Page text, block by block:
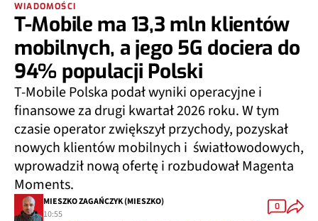
WIADOMOŚCI
T-Mobile ma 13,3 mln klientów
mobilnych, a jego 5G dociera do
94% populacji Polski
T-Mobile Polska podał wyniki operacyjne i
finansowe za drugi kwartał 2026 roku. W tym
czasie operator zwiększył przychody, pozyskał
nowych klientów mobilnych i światłowodowych,
wprowadził nową ofertę i rozbudował Magenta
Moments.
MIESZKO ZAGAŃCZYK (MIESZKO)
10:55
0